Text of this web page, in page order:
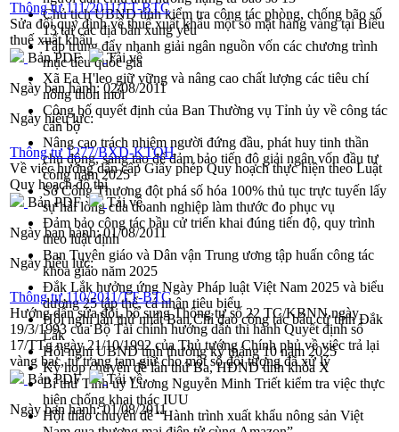
Chủ tịch UBND tỉnh kiểm tra công tác phòng, chống bão số
13 tại các địa bàn xung yếu
Tập trung đẩy nhanh giải ngân nguồn vốn các chương trình
mục tiêu quốc gia
Xã Ea H'leo giữ vững và nâng cao chất lượng các tiêu chí
nông thôn mới
Công bố quyết định của Ban Thường vụ Tỉnh ủy về công tác
cán bộ
Nâng cao trách nhiệm người đứng đầu, phát huy tinh thần
chủ động, sáng tạo để đảm bảo tiến độ giải ngân vốn đầu tư
công năm 2025
Sở Công Thương đột phá số hóa 100% thủ tục trực tuyến lấy
sự hài lòng của doanh nghiệp làm thước đo phục vụ
Đảm bảo công tác bầu cử triển khai đúng tiến độ, quy trình
theo luật định
Ban Tuyên giáo và Dân vận Trung ương tập huấn công tác
khoa giáo năm 2025
Đắk Lắk hưởng ứng Ngày Pháp luật Việt Nam 2025 và biểu
dương 25 tập thể, cá nhân tiêu biểu
Hội nghị lần thứ nhất Ban Chỉ đạo công tác bầu cử tỉnh Đắk
Lắk
Hội nghị UBND tỉnh thường kỳ tháng 10 năm 2025
Kỳ họp chuyên đề lần thứ Ba, HĐND tỉnh khóa X
Bí thư Tỉnh ủy Lương Nguyễn Minh Triết kiểm tra việc thực
hiện chống khai thác IUU
Hội thảo chuyên đề “Hành trình xuất khẩu nông sản Việt
Thông tư 111/2011/TT-BTC
Sửa đổi quy định về thuế xuất khẩu một số mặt hàng vàng tại Biểu
thuế xuất khẩu
Bản PDF
Tải về
Ngày ban hành:02/08/2011
Ngày hiệu lực:
Thông tư 1277/BXD-KTQH
Về việc hướng dẫn cấp Giấy phép Quy hoạch thực hiện theo Luật
Quy hoạch đô thị
Bản PDF
Tải về
Ngày ban hành:01/08/2011
Ngày hiệu lực:
Thông tư 110/2011/TT-BTC
Hướng dẫn sửa đổi, bổ sung Thông tư số 22 TC/KBNN ngày
19/3/1993 của Bộ Tài chính hướng dẫn thi hành Quyết định số
17/TTg ngày 21/10/1992 của Thủ tướng Chính phủ về việc trả lại
vàng bạc, tư trang tạm giữ cho một số đối tượng đã xử lý
Bản PDF
Tải về
Ngày ban hành:01/08/2011